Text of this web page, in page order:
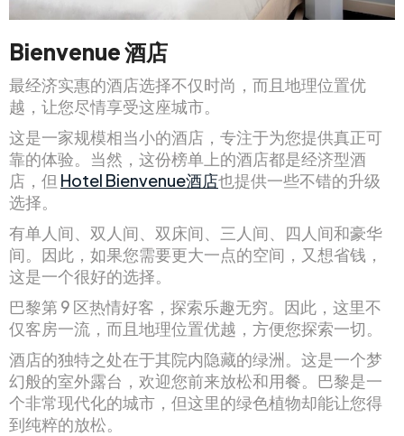
Bienvenue 酒店
最经济实惠的酒店选择不仅时尚，而且地理位置优
越，让您尽情享受这座城市。
这是一家规模相当小的酒店，专注于为您提供真正可
靠的体验。当然，这份榜单上的酒店都是经济型酒
店，但 Hotel Bienvenue酒店也提供一些不错的升级
选择。
有单人间、双人间、双床间、三人间、四人间和豪华
间。因此，如果您需要更大一点的空间，又想省钱，
这是一个很好的选择。
巴黎第 9 区热情好客，探索乐趣无穷。因此，这里不
仅客房一流，而且地理位置优越，方便您探索一切。
酒店的独特之处在于其院内隐藏的绿洲。这是一个梦
幻般的室外露台，欢迎您前来放松和用餐。巴黎是一
个非常现代化的城市，但这里的绿色植物却能让您得
到纯粹的放松。